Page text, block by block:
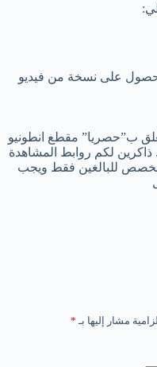
على نسخة من فيديو
ب”حصريا” مقطع انطونيو
تغبيش. ذاكرين لكم روابط المشاهدة
مخصص للبالغين فقط ويجب
مشار إليها بـ *